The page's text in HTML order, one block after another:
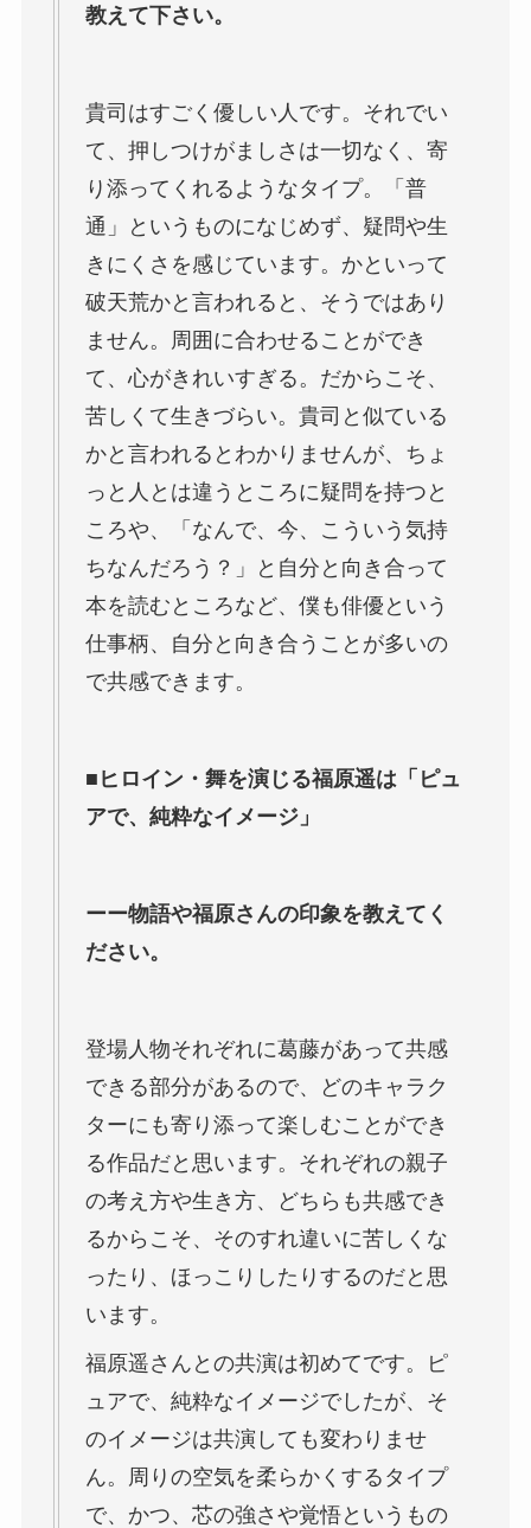
教えて下さい。
貴司はすごく優しい人です。それでい
て、押しつけがましさは一切なく、寄
り添ってくれるようなタイプ。「普
通」というものになじめず、疑問や生
きにくさを感じています。かといって
破天荒かと言われると、そうではあり
ません。周囲に合わせることができ
て、心がきれいすぎる。だからこそ、
苦しくて生きづらい。貴司と似ている
かと言われるとわかりませんが、ちょ
っと人とは違うところに疑問を持つと
ころや、「なんで、今、こういう気持
ちなんだろう？」と自分と向き合って
本を読むところなど、僕も俳優という
仕事柄、自分と向き合うことが多いの
で共感できます。
■ヒロイン・舞を演じる福原遥は「ピュ
アで、純粋なイメージ」
ーー物語や福原さんの印象を教えてく
ださい。
登場人物それぞれに葛藤があって共感
できる部分があるので、どのキャラク
ターにも寄り添って楽しむことができ
る作品だと思います。それぞれの親子
の考え方や生き方、どちらも共感でき
るからこそ、そのすれ違いに苦しくな
ったり、ほっこりしたりするのだと思
います。
福原遥さんとの共演は初めてです。ピ
ュアで、純粋なイメージでしたが、そ
のイメージは共演しても変わりませ
ん。周りの空気を柔らかくするタイプ
で、かつ、芯の強さや覚悟というもの